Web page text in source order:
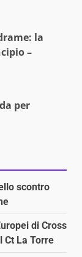
la
–
per
scontro
di Cross
Ct La Torre